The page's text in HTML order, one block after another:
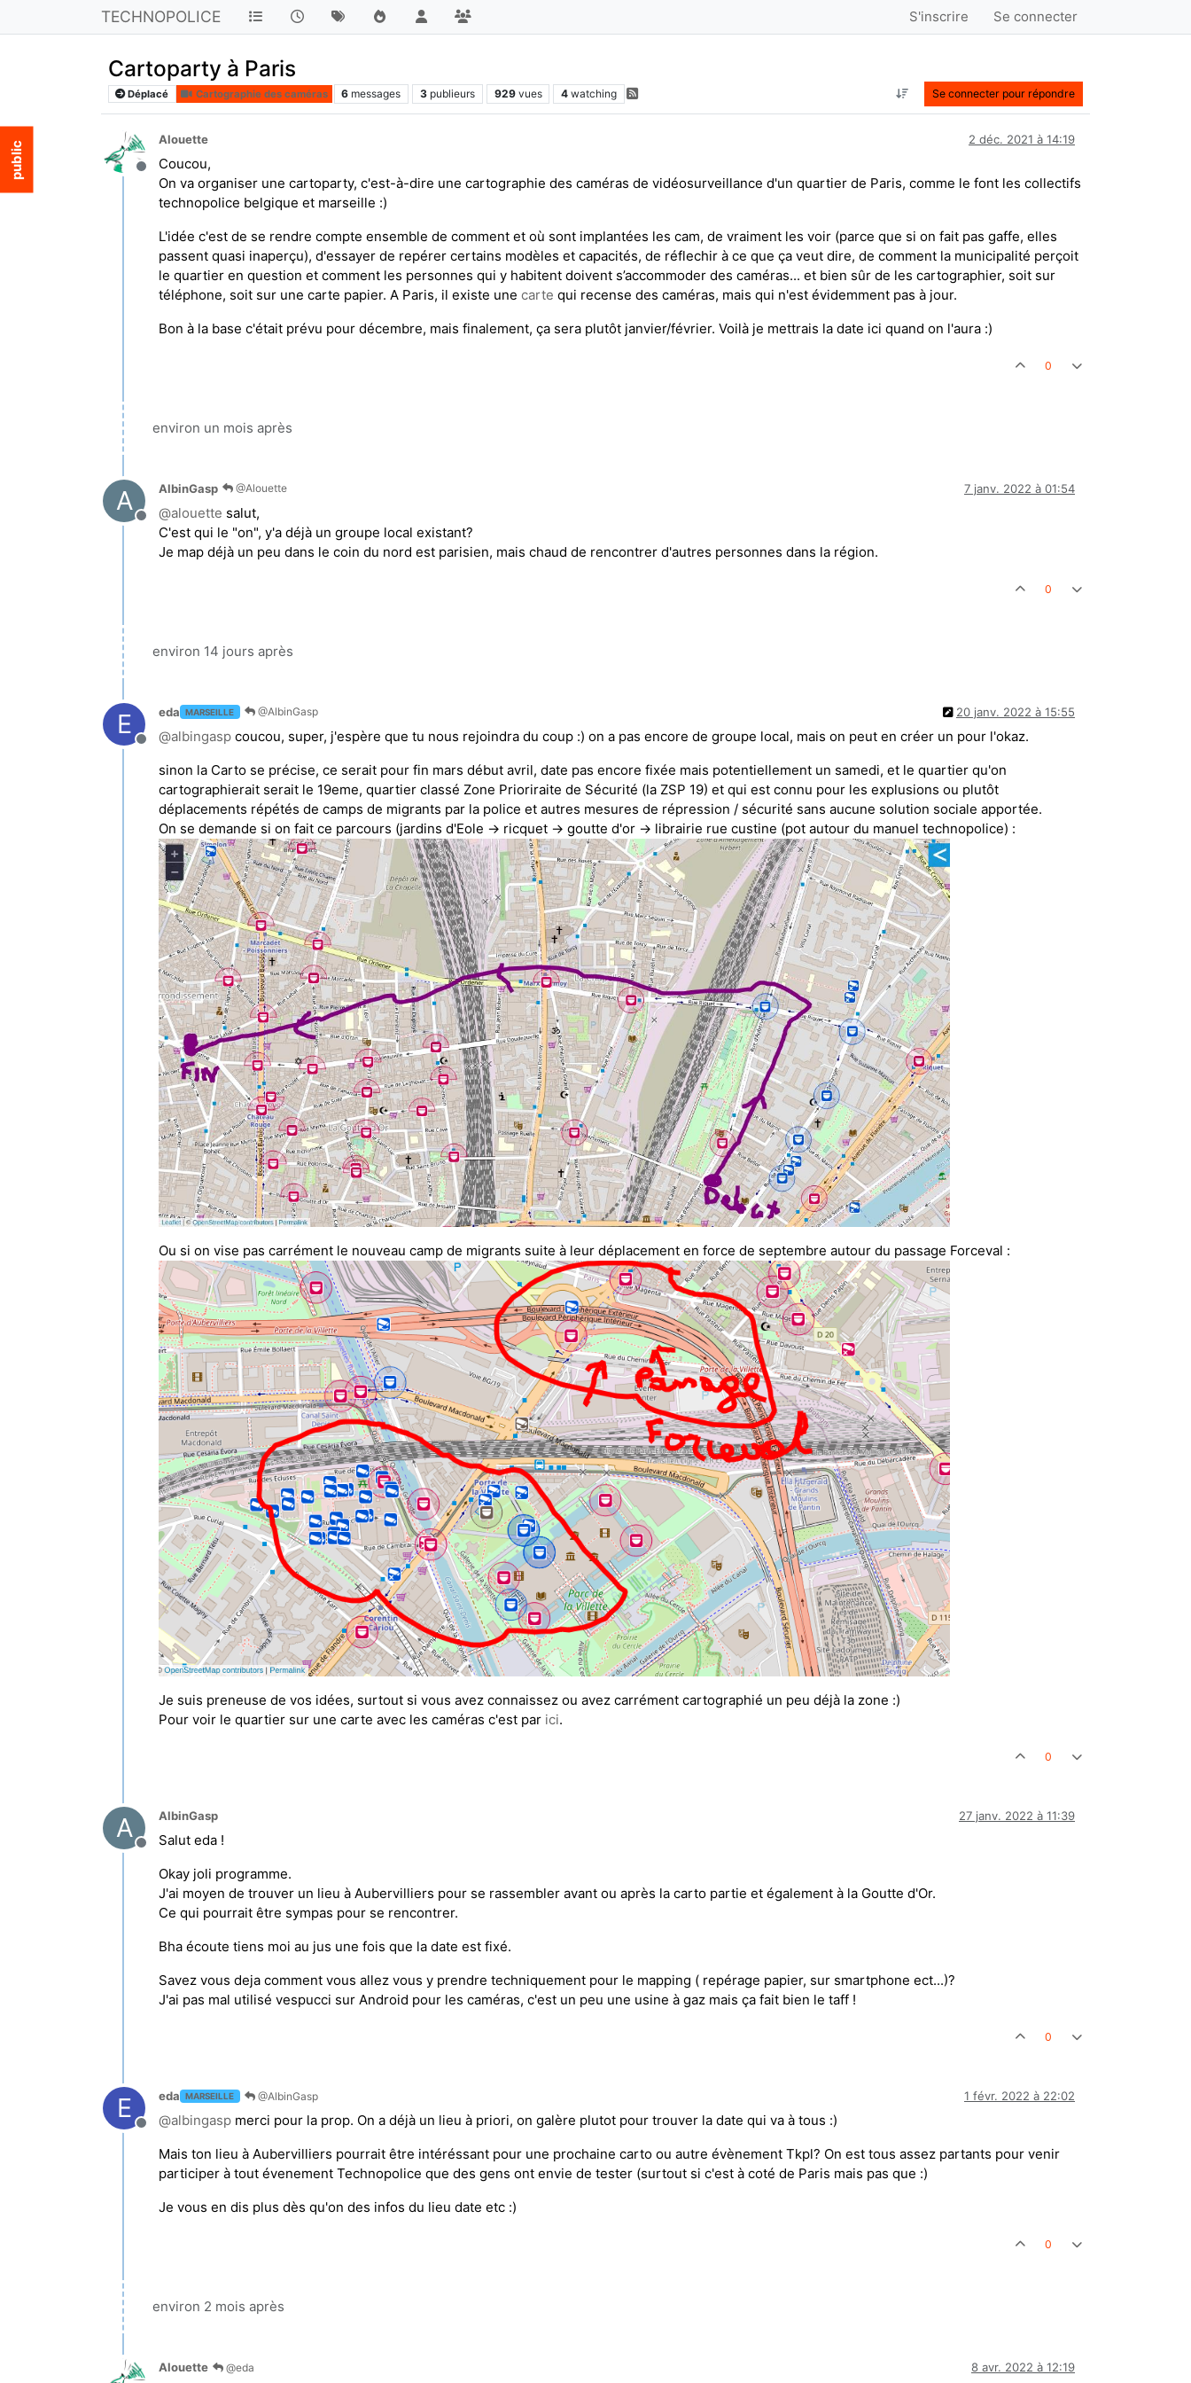
TECHNOPOLICE S'inscrire Se connecter
Cartoparty à Paris
Déplacé Cartographie des caméras 6 messages 3 publieurs 929 vues 4 watching Se connecter pour répondre
Hors-ligne
Alouette 2 déc. 2021 à 14:19
Coucou,
On va organiser une cartoparty, c'est-à-dire une cartographie des caméras de vidéosurveillance d'un quartier de Paris, comme le font les collectifs
technopolice belgique et marseille :)
L'idée c'est de se rendre compte ensemble de comment et où sont implantées les cam, de vraiment les voir (parce que si on fait pas gaffe, elles
passent quasi inaperçu), d'essayer de repérer certains modèles et capacités, de réflechir à ce que ça veut dire, de comment la municipalité perçoit
le quartier en question et comment les personnes qui y habitent doivent s’accommoder des caméras... et bien sûr de les cartographier, soit sur
téléphone, soit sur une carte papier. A Paris, il existe une carte qui recense des caméras, mais qui n'est évidemment pas à jour.
Bon à la base c'était prévu pour décembre, mais finalement, ça sera plutôt janvier/février. Voilà je mettrais la date ici quand on l'aura :)
0
environ un mois après
A
Hors-ligne
AlbinGasp @Alouette 7 janv. 2022 à 01:54
@alouette salut,
C'est qui le "on", y'a déjà un groupe local existant?
Je map déjà un peu dans le coin du nord est parisien, mais chaud de rencontrer d'autres personnes dans la région.
0
environ 14 jours après
E
Hors-ligne
eda MARSEILLE @AlbinGasp 20 janv. 2022 à 15:55
@albingasp coucou, super, j'espère que tu nous rejoindra du coup :) on a pas encore de groupe local, mais on peut en créer un pour l'okaz.
sinon la Carto se précise, ce serait pour fin mars début avril, date pas encore fixée mais potentiellement un samedi, et le quartier qu'on
cartographierait serait le 19eme, quartier classé Zone Prioriraite de Sécurité (la ZSP 19) et qui est connu pour les explusions ou plutôt
déplacements répétés de camps de migrants par la police et autres mesures de répression / sécurité sans aucune solution sociale apportée.
On se demande si on fait ce parcours (jardins d'Eole -> ricquet -> goutte d'or -> librairie rue custine (pot autour du manuel technopolice) :
Ou si on vise pas carrément le nouveau camp de migrants suite à leur déplacement en force de septembre autour du passage Forceval :
Je suis preneuse de vos idées, surtout si vous avez connaissez ou avez carrément cartographié un peu déjà la zone :)
Pour voir le quartier sur une carte avec les caméras c'est par ici.
0
A
Hors-ligne
AlbinGasp 27 janv. 2022 à 11:39
Salut eda !
Okay joli programme.
J'ai moyen de trouver un lieu à Aubervilliers pour se rassembler avant ou après la carto partie et également à la Goutte d'Or.
Ce qui pourrait être sympas pour se rencontrer.
Bha écoute tiens moi au jus une fois que la date est fixé.
Savez vous deja comment vous allez vous y prendre techniquement pour le mapping ( repérage papier, sur smartphone ect...)?
J'ai pas mal utilisé vespucci sur Android pour les caméras, c'est un peu une usine à gaz mais ça fait bien le taff !
0
E
Hors-ligne
eda MARSEILLE @AlbinGasp 1 févr. 2022 à 22:02
@albingasp merci pour la prop. On a déjà un lieu à priori, on galère plutot pour trouver la date qui va à tous :)
Mais ton lieu à Aubervilliers pourrait être intéréssant pour une prochaine carto ou autre évènement Tkpl? On est tous assez partants pour venir
participer à tout évenement Technopolice que des gens ont envie de tester (surtout si c'est à coté de Paris mais pas que :)
Je vous en dis plus dès qu'on des infos du lieu date etc :)
0
environ 2 mois après
Alouette @eda 8 avr. 2022 à 12:19